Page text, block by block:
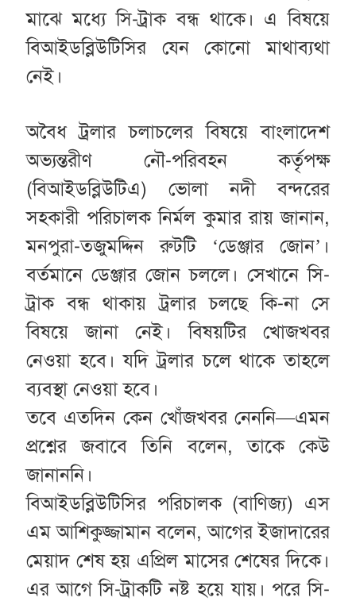
মাঝে মধ্যে সি-ট্রাক বন্ধ থাকে। এ বিষয়ে
বিআইডব্লিউটিসির যেন কোনো মাথাব্যথা
নেই।
অবৈধ ট্রলার চলাচলের বিষয়ে বাংলাদেশ
অভ্যন্তরীণ নৌ-পরিবহন কর্তৃপক্ষ
(বিআইডব্লিউটিএ) ভোলা নদী বন্দরের
সহকারী পরিচালক নির্মল কুমার রায় জানান,
মনপুরা-তজুমদ্দিন রুটটি ‘ডেঞ্জার জোন’।
বর্তমানে ডেঞ্জার জোন চললে। সেখানে সি-
ট্রাক বন্ধ থাকায় ট্রলার চলছে কি-না সে
বিষয়ে জানা নেই। বিষয়টির খোজখবর
নেওয়া হবে। যদি ট্রলার চলে থাকে তাহলে
ব্যবস্থা নেওয়া হবে।
তবে এতদিন কেন খোঁজখবর নেননি—এমন
প্রশ্নের জবাবে তিনি বলেন, তাকে কেউ
জানাননি।
বিআইডব্লিউটিসির পরিচালক (বাণিজ্য) এস
এম আশিকুজ্জামান বলেন, আগের ইজাদারের
মেয়াদ শেষ হয় এপ্রিল মাসের শেষের দিকে।
এর আগে সি-ট্রাকটি নষ্ট হয়ে যায়। পরে সি-